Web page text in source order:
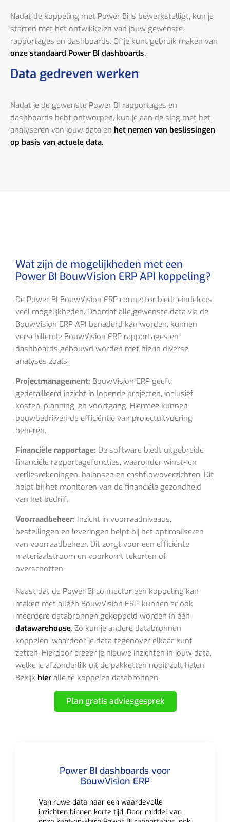
Nadat de koppeling met Power Bi is bewerkstelligt, kun je
starten met het ontwikkelen van jouw gewenste
rapportages en dashboards. Of je kunt gebruik maken van
onze standaard Power BI dashboards.
Data gedreven werken
Nadat je de gewenste Power BI rapportages en
dashboards hebt ontworpen, kun je aan de slag met het
analyseren van jouw data en het nemen van beslissingen
op basis van actuele data.
Wat zijn de mogelijkheden met een
Power BI BouwVision ERP API koppeling?
De Power BI BouwVision ERP connector biedt eindeloos
veel mogelijkheden. Doordat alle gewenste data via de
BouwVision ERP API benaderd kan worden, kunnen
verschillende BouwVision ERP rapportages en
dashboards gebouwd worden met hierin diverse
analyses zoals:
Projectmanagement: BouwVision ERP geeft
gedetailleerd inzicht in lopende projecten, inclusief
kosten, planning, en voortgang. Hiermee kunnen
bouwbedrijven de efficiëntie van projectuitvoering
beheren.
Financiële rapportage: De software biedt uitgebreide
financiële rapportagefuncties, waaronder winst- en
verliesrekeningen, balansen en cashflowoverzichten. Dit
helpt bij het monitoren van de financiële gezondheid
van het bedrijf.
Voorraadbeheer: Inzicht in voorraadniveaus,
bestellingen en leveringen helpt bij het optimaliseren
van voorraadbeheer. Dit zorgt voor een efficiënte
materiaalstroom en voorkomt tekorten of
overschotten.
Naast dat de Power BI connector een koppeling kan
maken met alléén BouwVision ERP, kunnen er ook
meerdere databronnen gekoppeld worden in één
datawarehouse. Zo kun je andere databronnen
koppelen, waardoor je data tegenover elkaar kunt
zetten. Hierdoor creëer je nieuwe inzichten in jouw data,
welke je afzonderlijk uit de pakketten nooit zult halen.
Bekijk hier alle te koppelen databronnen.
Plan gratis adviesgesprek
Power BI dashboards voor
BouwVision ERP
Van ruwe data naar een waardevolle
inzichten binnen korte tijd. Door middel van